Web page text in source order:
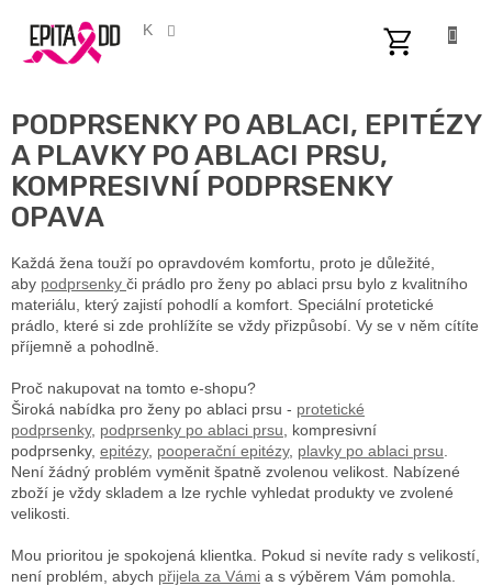
obsah
CZK
PODPRSENKY PO ABLACI, EPITÉZY
A PLAVKY PO ABLACI PRSU,
KOMPRESIVNÍ PODPRSENKY
OPAVA
Každá žena touží po opravdovém komfortu, proto je důležité,
aby podprsenky či prádlo pro ženy po ablaci prsu bylo z kvalitního
materiálu, který zajistí pohodlí a komfort. Speciální protetické
prádlo, které si zde prohlížíte se vždy přizpůsobí. Vy se v něm cítíte
příjemně a pohodlně.
Proč nakupovat na tomto e-shopu?
Široká nabídka pro ženy po ablaci prsu - protetické
podprsenky, podprsenky po ablaci prsu , kompresivní
podprsenky, epitézy, pooperační epitézy, plavky po ablaci prsu
Není žádný problém vyměnit špatně zvolenou velikost. Nabízené
zboží je vždy skladem a lze rychle vyhledat produkty ve zvolené
velikosti.
Mou prioritou je spokojená klientka. Pokud si nevíte rady s velikostí,
není problém, abych přijela za Vámi a s výběrem Vám pomohla.